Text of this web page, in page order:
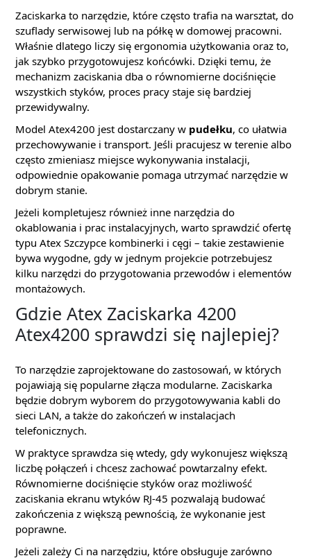
Zaciskarka to narzędzie, które często trafia na warsztat, do
szuflady serwisowej lub na półkę w domowej pracowni.
Właśnie dlatego liczy się ergonomia użytkowania oraz to,
jak szybko przygotowujesz końcówki. Dzięki temu, że
mechanizm zaciskania dba o równomierne dociśnięcie
wszystkich styków, proces pracy staje się bardziej
przewidywalny.
Model Atex4200 jest dostarczany w pudełku, co ułatwia
przechowywanie i transport. Jeśli pracujesz w terenie albo
często zmieniasz miejsce wykonywania instalacji,
odpowiednie opakowanie pomaga utrzymać narzędzie w
dobrym stanie.
Jeżeli kompletujesz również inne narzędzia do
okablowania i prac instalacyjnych, warto sprawdzić ofertę
typu Atex Szczypce kombinerki i cęgi – takie zestawienie
bywa wygodne, gdy w jednym projekcie potrzebujesz
kilku narzędzi do przygotowania przewodów i elementów
montażowych.
Gdzie Atex Zaciskarka 4200
Atex4200 sprawdzi się najlepiej?
To narzędzie zaprojektowane do zastosowań, w których
pojawiają się popularne złącza modularne. Zaciskarka
będzie dobrym wyborem do przygotowywania kabli do
sieci LAN, a także do zakończeń w instalacjach
telefonicznych.
W praktyce sprawdza się wtedy, gdy wykonujesz większą
liczbę połączeń i chcesz zachować powtarzalny efekt.
Równomierne dociśnięcie styków oraz możliwość
zaciskania ekranu wtyków RJ-45 pozwalają budować
zakończenia z większą pewnością, że wykonanie jest
poprawne.
Jeżeli zależy Ci na narzędziu, które obsługuje zarówno